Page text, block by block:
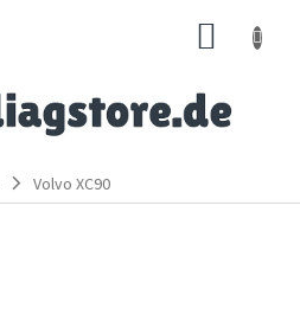
Volvo XC90